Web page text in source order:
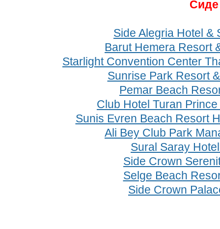
Side Alegria Hotel &
Barut Hemera Resort
Starlight Convention Center
Sunrise Park Resort
Pemar Beach
Club Hotel Turan
Sunis Evren Beach Resort
Ali Bey Club Park
Sural Saray
Side Crown
Selge Beach
Side Crown